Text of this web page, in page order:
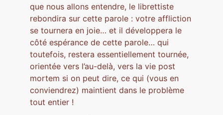
que nous allons entendre, le librettiste
rebondira sur cette parole : votre affliction
se tournera en joie… et il développera le
côté espérance de cette parole… qui
toutefois, restera essentiellement tournée,
orientée vers l’au-delà, vers la vie post
mortem si on peut dire, ce qui (vous en
conviendrez) maintient dans le problème
tout entier !